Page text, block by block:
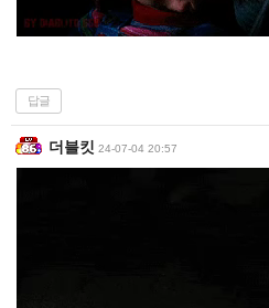
답글
더블킷 24-07-04 20:57